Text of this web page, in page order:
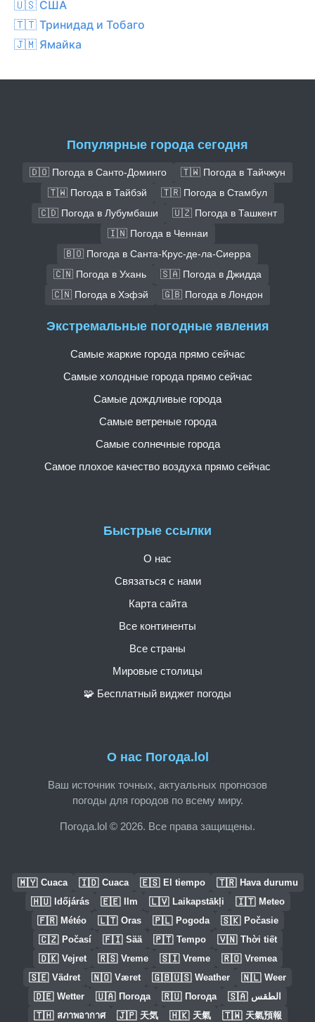
🇺🇸 США
🇹🇹 Тринидад и Тобаго
🇯🇲 Ямайка
Популярные города сегодня
🇩🇴 Погода в Санто-Доминго
🇹🇼 Погода в Тайчжун
🇹🇼 Погода в Тайбэй
🇹🇷 Погода в Стамбул
🇨🇩 Погода в Лубумбаши
🇺🇿 Погода в Ташкент
🇮🇳 Погода в Ченнаи
🇧🇴 Погода в Санта-Крус-де-ла-Сиерра
🇨🇳 Погода в Ухань
🇸🇦 Погода в Джидда
🇨🇳 Погода в Хэфэй
🇬🇧 Погода в Лондон
О нас Погода.lol
Ваш источник точных, актуальных прогнозов
погоды для городов по всему миру.
Погода.lol © 2026. Все права защищены.
Быстрые ссылки
О нас
Связаться с нами
Карта сайта
Все континенты
Все страны
Мировые столицы
🧩 Бесплатный виджет погоды
Экстремальные погодные явления
Самые жаркие города прямо сейчас
Самые холодные города прямо сейчас
Самые дождливые города
Самые ветреные города
Самые солнечные города
Самое плохое качество воздуха прямо сейчас
🇲🇾 Cuaca 🇮🇩 Cuaca 🇪🇸 El tiempo 🇹🇷 Hava durumu
🇭🇺 Időjárás 🇪🇪 Ilm 🇱🇻 Laikapstākļi 🇮🇹 Meteo
🇫🇷 Météo 🇱🇹 Oras 🇵🇱 Pogoda 🇸🇰 Počasie
🇨🇿 Počasí 🇫🇮 Sää 🇵🇹 Tempo 🇻🇳 Thời tiết
🇩🇰 Vejret 🇷🇸 Vreme 🇸🇮 Vreme 🇷🇴 Vremea
🇸🇪 Vädret 🇳🇴 Været 🇬🇧🇺🇸 Weather 🇳🇱 Weer
🇩🇪 Wetter 🇺🇦 Погода 🇷🇺 Погода 🇸🇦 الطقس
🇹🇭 สภาพอากาศ 🇯🇵 天気 🇭🇰 天氣 🇹🇼 天氣預報